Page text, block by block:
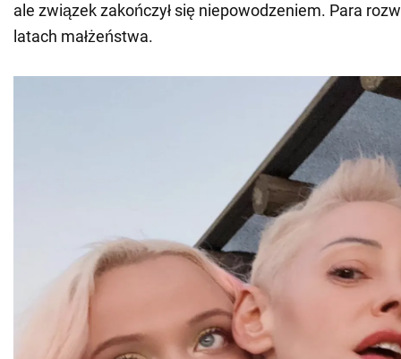
ale związek zakończył się niepowodzeniem. Para
latach małżeństwa.